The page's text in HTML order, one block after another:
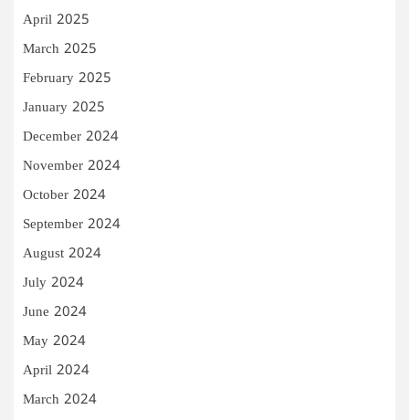
April 2025
March 2025
February 2025
January 2025
December 2024
November 2024
October 2024
September 2024
August 2024
July 2024
June 2024
May 2024
April 2024
March 2024